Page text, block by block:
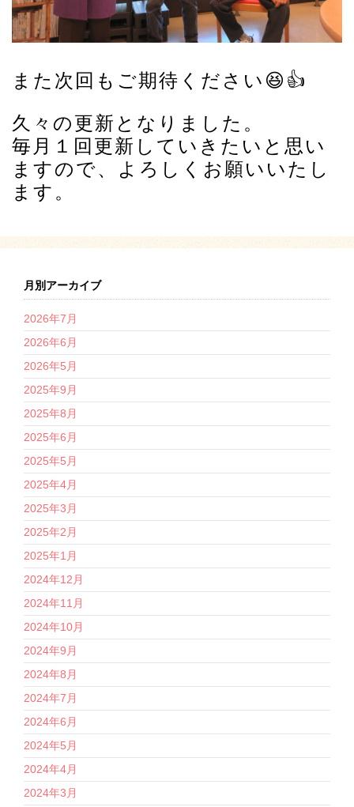
また次回もご期待ください😆👍
久々の更新となりました。
毎月１回更新していきたいと思い
ますので、よろしくお願いいたし
ます。
月別アーカイブ
2026年7月
2026年6月
2026年5月
2025年9月
2025年8月
2025年6月
2025年5月
2025年4月
2025年3月
2025年2月
2025年1月
2024年12月
2024年11月
2024年10月
2024年9月
2024年8月
2024年7月
2024年6月
2024年5月
2024年4月
2024年3月